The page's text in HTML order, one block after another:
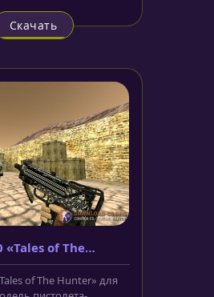
Скачать
«Tales of The
of The Hunter» для